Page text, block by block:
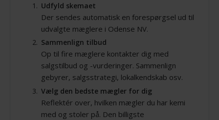
Udfyld skemaet
Der sendes automatisk en forespørgsel ud til
udvalgte mæglere i Odense NV.
Sammenlign tilbud
Op til fire mæglere kontakter dig med
salgstilbud og -vurderinger. Sammenlign
gebyrer, salgsstrategi, lokalkendskab osv.
Vælg den bedste mægler for dig
Reflektér over, hvilken mægler du har kemi
med og stoler på. Den billigste